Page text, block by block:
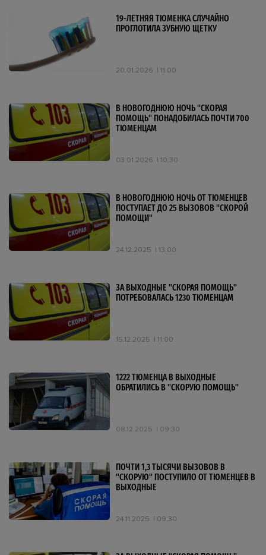
19-ЛЕТНЯЯ ТЮМЕНКА СЛУЧАЙНО
ПРОГЛОТИЛА ЗУБНУЮ ЩЕТКУ
20.01.2026 11:00
В НОВОГОДНЮЮ НОЧЬ "СКОРАЯ
ПОМОЩЬ" ПОНАДОБИЛАСЬ ПОЧТИ 700
ТЮМЕНЦАМ
03.01.2026 10:30
В НОВОГОДНЮЮ НОЧЬ ОТ ТЮМЕНЦЕВ
ПОСТУПАЕТ ДО 25 ВЫЗОВОВ "СКОРОЙ
ПОМОЩИ"
24.12.2025 13:00
ЗА ВЫХОДНЫЕ "СКОРАЯ ПОМОЩЬ"
ПОТРЕБОВАЛАСЬ 1230 ТЮМЕНЦАМ
15.12.2025 11:00
1222 ТЮМЕНЦА В ВЫХОДНЫЕ
ОБРАТИЛИСЬ В "СКОРУЮ ПОМОЩЬ"
08.12.2025 09:30
ПОЧТИ 1,3 ТЫСЯЧИ ВЫЗОВОВ В
"СКОРУЮ" ПОСТУПИЛО ОТ ТЮМЕНЦЕВ В
ВЫХОДНЫЕ
24.11.2025 09:30